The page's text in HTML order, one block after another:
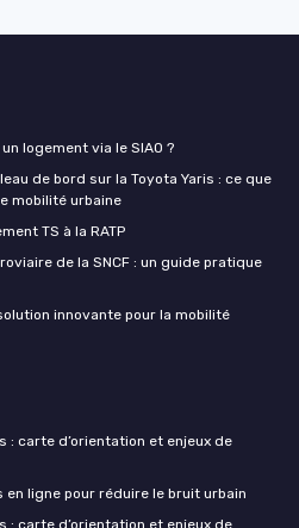
logement via le SIAO ?
de bord sur la Toyota Yaris : ce que
mobilité urbaine
TS à la RATP
de la SNCF : un guide pratique
innovante pour la mobilité
: carte d’orientation et enjeux de
ligne pour réduire le bruit urbain
: carte d’orientation et enjeux de